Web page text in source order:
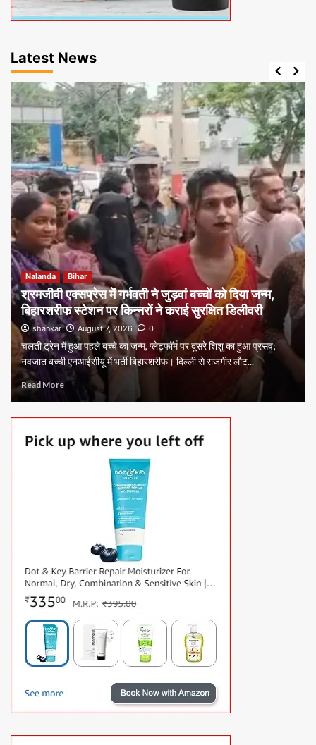
Latest News
Nalanda Bihar
श्रमजीवी एक्सप्रेस में गर्भवती ने जुड़वां बच्चों को दिया जन्म,
बिहारशरीफ स्टेशन पर किन्नरों ने कराई सुरक्षित डिलीवरी
shankar August 7, 2026 0
चलती ट्रेन में हुआ पहले बच्चे का जन्म, प्लेटफॉर्म पर दूसरे शिशु का हुआ प्रसव;
नवजात बच्ची एनआईसीयू में भर्ती बिहारशरीफ। दिल्ली से राजगीर लौट...
Read More